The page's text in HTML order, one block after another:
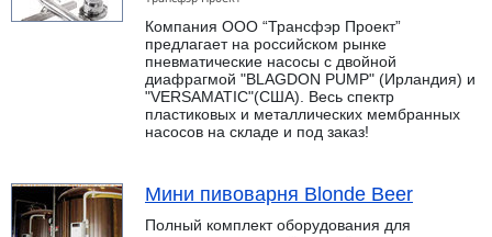
Компания ООО “Трансфэр Проект”
предлагает на российском рынке
пневматические насосы с двойной
диафрагмой "BLAGDON PUMP" (Ирландия) и
"VERSAMATIC"(США). Весь спектр
пластиковых и металлических мембранных
насосов на складе и под заказ!
Мини пивоварня Blonde Beer
Полный комплект оборудования для